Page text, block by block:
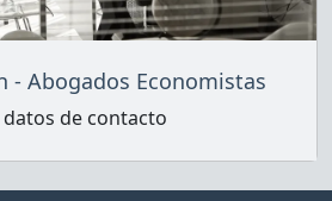
- Abogados Economistas
de contacto